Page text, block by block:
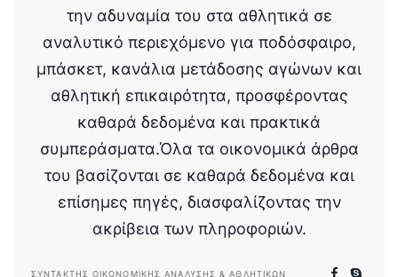
την αδυναμία του στα αθλητικά σε
αναλυτικό περιεχόμενο για ποδόσφαιρο,
μπάσκετ, κανάλια μετάδοσης αγώνων και
αθλητική επικαιρότητα, προσφέροντας
καθαρά δεδομένα και πρακτικά
συμπεράσματα.Όλα τα οικονομικά άρθρα
του βασίζονται σε καθαρά δεδομένα και
επίσημες πηγές, διασφαλίζοντας την
ακρίβεια των πληροφοριών.
ΣΥΝΤΆΚΤΗΣ ΟΙΚΟΝΟΜΙΚΉΣ ΑΝΆΛΥΣΗΣ & ΑΘΛΗΤΙΚΏΝ